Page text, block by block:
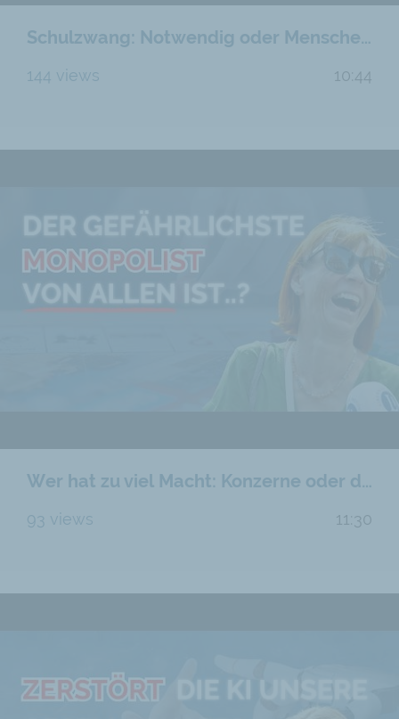
Schulzwang: Notwendig oder Menschenrechtsverletzung?
144 views 10:44
Wer hat zu viel Macht: Konzerne oder der Staat?
93 views 11:30